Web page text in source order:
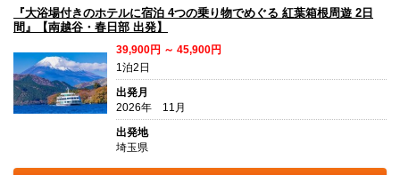
『大浴場付きのホテルに宿泊 4つの乗り物でめぐる 紅葉箱根周遊 2日
間』【南越谷・春日部 出発】
39,900円 ～ 45,900円
1泊2日
出発月
2026年 11月
出発地
埼玉県